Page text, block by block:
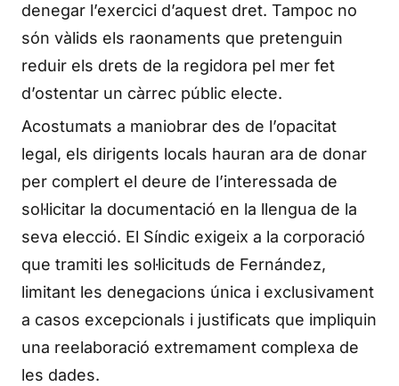
denegar l’exercici d’aquest dret. Tampoc no
són vàlids els raonaments que pretenguin
reduir els drets de la regidora pel mer fet
d’ostentar un càrrec públic electe.
Acostumats a maniobrar des de l’opacitat
legal, els dirigents locals hauran ara de donar
per complert el deure de l’interessada de
sol·licitar la documentació en la llengua de la
seva elecció. El Síndic exigeix a la corporació
que tramiti les sol·licituds de Fernández,
limitant les denegacions única i exclusivament
a casos excepcionals i justificats que impliquin
una reelaboració extremament complexa de
les dades.